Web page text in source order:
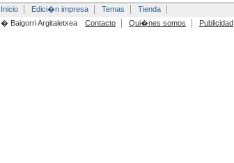
Inicio Edici�n impresa Temas
Tienda
� Baigorri Argitaletxea
Contacto Qui�nes somos Publicidad